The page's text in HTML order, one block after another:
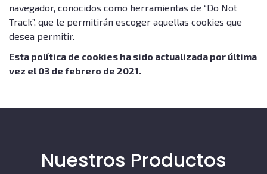
navegador, conocidos como herramientas de “Do Not
Track”, que le permitirán escoger aquellas cookies que
desea permitir.
Esta política de cookies ha sido actualizada por última
vez el 03 de febrero de 2021.
Nuestros Productos